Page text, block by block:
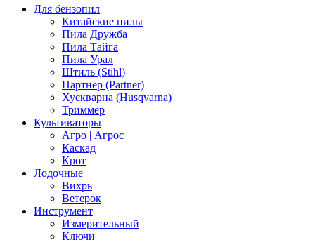
Для бензопил
Китайские пилы
Пила Дружба
Пила Тайга
Пила Урал
Штиль (Stihl)
Партнер (Partner)
Хускварна (Husqvarna)
Триммер
Культиваторы
Агро | Агрос
Каскад
Крот
Лодочные
Вихрь
Ветерок
Инструмент
Измерительный
Ключи